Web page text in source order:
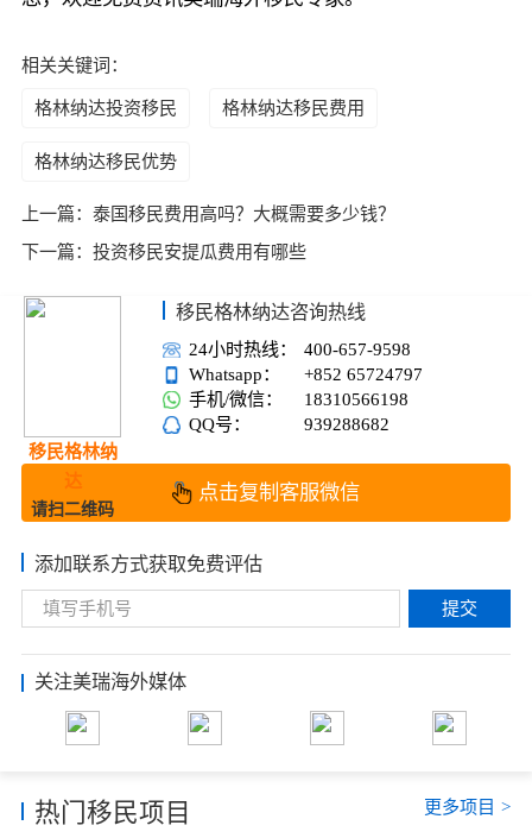
相关关键词：
格林纳达投资移民 格林纳达移民费用
格林纳达移民优势
上一篇： 泰国移民费用高吗？大概需要多少钱？
下一篇： 投资移民安提瓜费用有哪些
移民格林纳
达
请扫二维码
移民格林纳达咨询热线
24小时热线：
400-657-9598
Whatsapp：
+852 65724797
手机/微信：
18310566198
QQ号：
939288682
点击复制客服微信
添加联系方式获取免费评估
提交
关注美瑞海外媒体
热门移民项目 更多项目 >